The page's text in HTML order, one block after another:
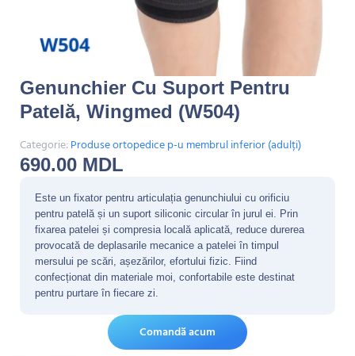
Genunchier Cu Suport Pentru
Patelă, Wingmed (W504)
Categorie:Produse ortopedice p-u membrul inferior (adulți)
690.00 MDL
Este un fixator pentru articulația genunchiului cu orificiu
pentru patelă și un suport siliconic circular în jurul ei. Prin
fixarea patelei și compresia locală aplicată, reduce durerea
provocată de deplasarile mecanice a patelei în timpul
mersului pe scări, așezărilor, efortului fizic. Fiind
confecționat din materiale moi, confortabile este destinat
pentru purtare în fiecare zi.
Comandă acum